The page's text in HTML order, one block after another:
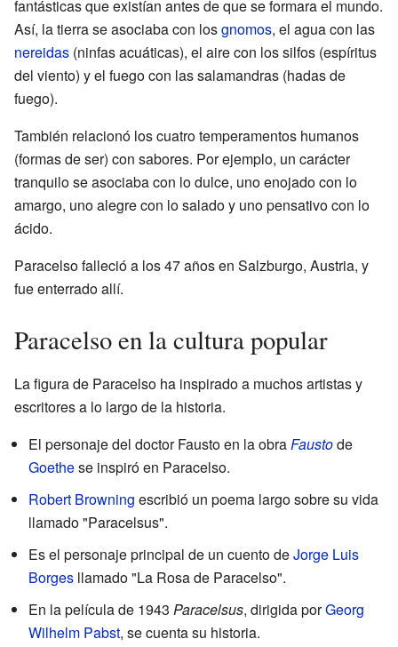
fantásticas que existían antes de que se formara el mundo.
Así, la tierra se asociaba con losgnomos, el agua con las
nereidas (ninfas acuáticas), el aire con los silfos (espíritus
del viento) y el fuego con las salamandras (hadas de
fuego).
También relacionó los cuatro temperamentos humanos
(formas de ser) con sabores. Por ejemplo, un carácter
tranquilo se asociaba con lo dulce, uno enojado con lo
amargo, uno alegre con lo salado y uno pensativo con lo
ácido.
Paracelso falleció a los 47 años en Salzburgo, Austria, y
fue enterrado allí.
Paracelso en la cultura popular
La figura de Paracelso ha inspirado a muchos artistas y
escritores a lo largo de la historia.
El personaje del doctor Fausto en la obraFaustode
Goethese inspiró en Paracelso.
Robert Browning escribió un poema largo sobre su vida
llamado "Paracelsus".
Es el personaje principal de un cuento deJorge Luis
Borges llamado "La Rosa de Paracelso".
En la película de 1943 Paracelsus, dirigida porGeorg
Wilhelm Pabst, se cuenta su historia.